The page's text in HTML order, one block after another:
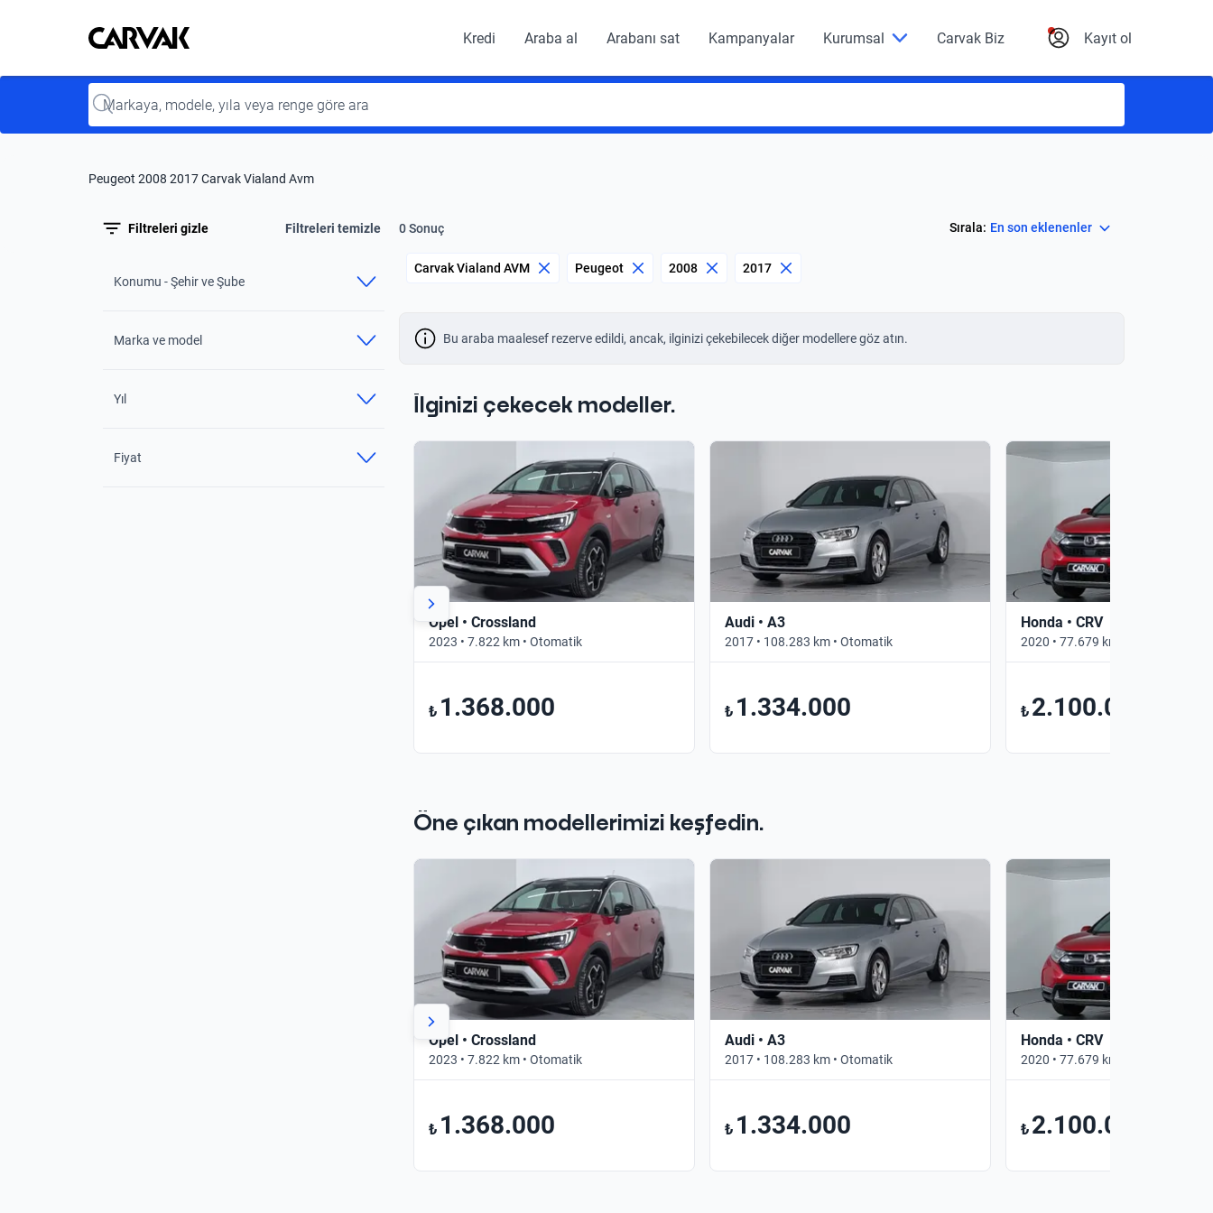
Kavak
Kavak Kredi Araba al Arabanı sat Kampanyalar Kurumsal Carvak Biz Kayıt ol
Input
Peugeot 2008 2017 Carvak Vialand Avm
Filtreleri gizle Filtreleri temizle 0 Sonuç Sırala: En son eklenenler
Konumu - Şehir ve Şube
Marka ve model
Yıl
Fiyat
Carvak Vialand AVM Peugeot 2008 2017
Bu araba maalesef rezerve edildi, ancak, ilginizi çekebilecek diğer modellere göz atın.
İlginizi çekecek modeller.
Opel • Crossland
2023 • 7.822 km • Otomatik
₺ 1.368.000
Audi • A3
2017 • 108.283 km • Otomatik
₺ 1.334.000
Honda • CRV
2020 • 77.679 km • Otomatik
₺ 2.100.000
Öne çıkan modellerimizi keşfedin.
Opel • Crossland
2023 • 7.822 km • Otomatik
₺ 1.368.000
Audi • A3
2017 • 108.283 km • Otomatik
₺ 1.334.000
Honda • CRV
2020 • 77.679 km • Otomatik
₺ 2.100.000